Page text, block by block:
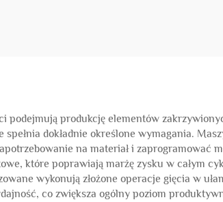
podejmują produkcję elementów
dokładnie określone wymagania.
na materiał i zaprogramować
które poprawiają marżę zysku w całym
wykonują złożone operacje gięcia w
co zwiększa ogólny poziom